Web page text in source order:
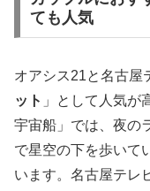
ても人気
オアシス21と名古屋
ット 」として人気が
宇宙船」では、夜の
で星空の下を歩いて
います。名古屋テレ